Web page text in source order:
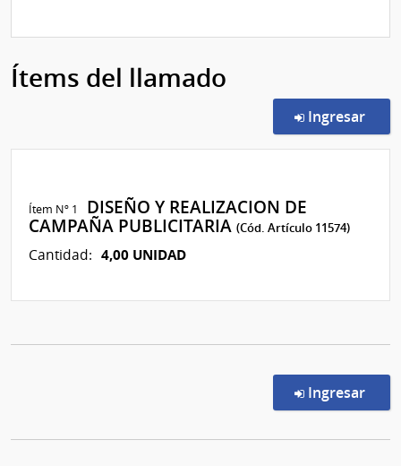
Ítems del llamado
Ingresar
Ítem Nº 1
DISEÑO Y REALIZACION DE
CAMPAÑA PUBLICITARIA(Cód. Artículo 11574)
Cantidad: 4,00 UNIDAD
Ingresar